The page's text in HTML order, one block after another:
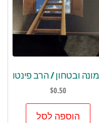
ובטחון / הרב פינטו
$0.50
הוספה לסל